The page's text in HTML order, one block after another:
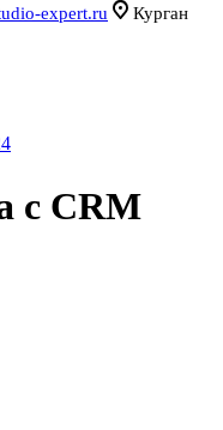
expert.ru Курган
с CRM